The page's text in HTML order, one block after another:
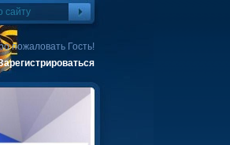
пожаловать Гость!